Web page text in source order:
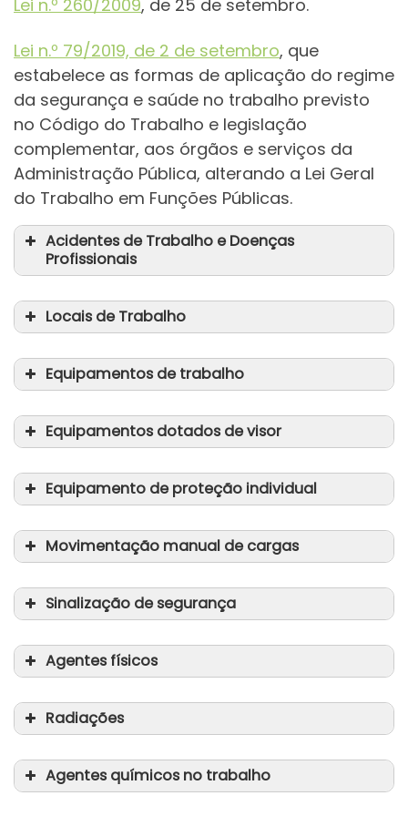
Lei n.º 260/2009, de 25 de setembro.
Lei n.º 79/2019, de 2 de setembro, que
estabelece as formas de aplicação do regime
da segurança e saúde no trabalho previsto
no Código do Trabalho e legislação
complementar, aos órgãos e serviços da
Administração Pública, alterando a Lei Geral
do Trabalho em Funções Públicas.
Acidentes de Trabalho e Doenças
Profissionais
Locais de Trabalho
Equipamentos de trabalho
Equipamentos dotados de visor
Equipamento de proteção individual
Movimentação manual de cargas
Sinalização de segurança
Agentes físicos
Ruído
Vibrações
Campos eletromagnéticos
Radiações
Radiações óticas de fontes artificiais
Radiações ionizantes
Agentes químicos no trabalho